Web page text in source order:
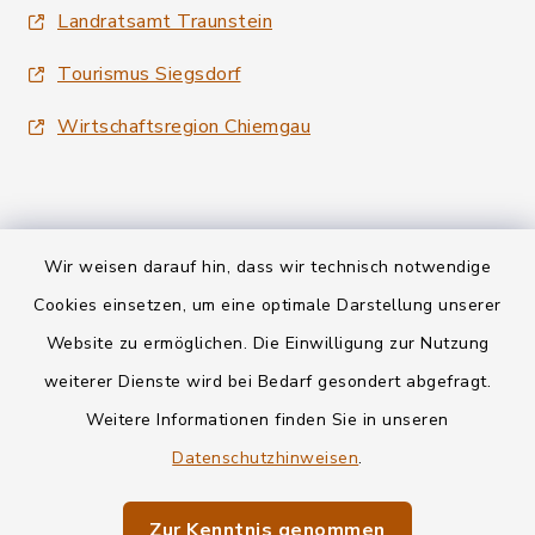
Wir weisen darauf hin, dass wir technisch notwendige
Cookies einsetzen, um eine optimale Darstellung unserer
Website zu ermöglichen. Die Einwilligung zur Nutzung
weiterer Dienste wird bei Bedarf gesondert abgefragt.
Weitere Informationen finden Sie in unseren
Datenschutzhinweisen.
Landratsamt Traunstein
Tourismus Siegsdorf
Wirtschaftsregion Chiemgau
Kontakt
Informationspflichten